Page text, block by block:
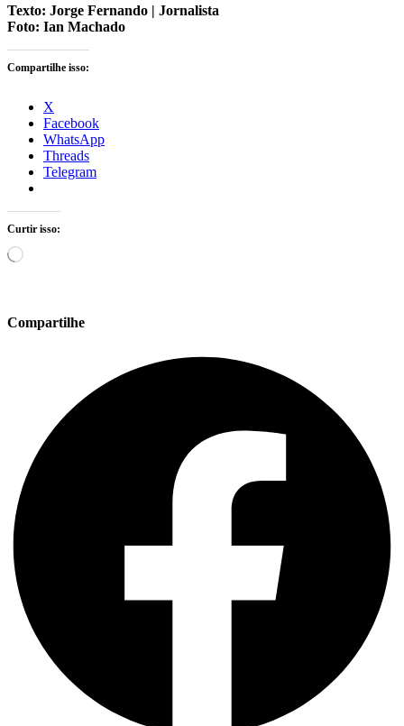
Texto: Jorge Fernando | Jornalista
Foto: Ian Machado
Compartilhe isso:
X
Facebook
WhatsApp
Threads
Telegram
Curtir isso:
Carregando...
Compartilhe